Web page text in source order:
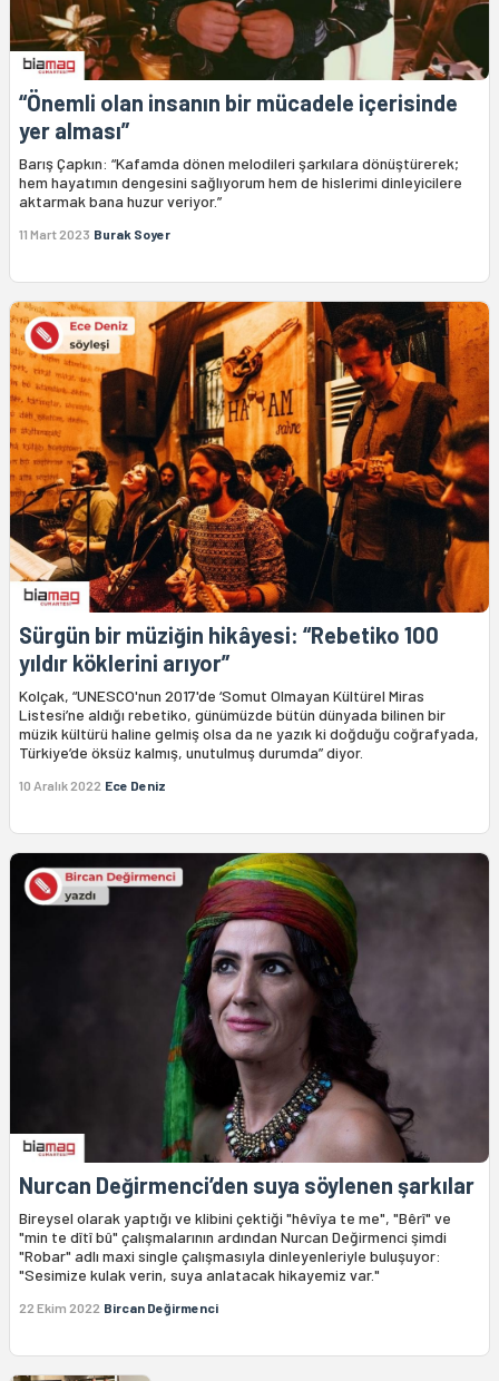
“Önemli olan insanın bir mücadele içerisinde
yer alması”
Barış Çapkın: “Kafamda dönen melodileri şarkılara dönüştürerek;
hem hayatımın dengesini sağlıyorum hem de hislerimi dinleyicilere
aktarmak bana huzur veriyor.”
11 Mart 2023 Burak Soyer
Sürgün bir müziğin hikâyesi: “Rebetiko 100
yıldır köklerini arıyor”
Kolçak, “UNESCO'nun 2017'de ‘Somut Olmayan Kültürel Miras
Listesi’ne aldığı rebetiko, günümüzde bütün dünyada bilinen bir
müzik kültürü haline gelmiş olsa da ne yazık ki doğduğu coğrafyada,
Türkiye’de öksüz kalmış, unutulmuş durumda” diyor.
10 Aralık 2022 Ece Deniz
Nurcan Değirmenci’den suya söylenen şarkılar
Bireysel olarak yaptığı ve klibini çektiği "hêvîya te me", "Bêrî" ve
"min te dîtî bû" çalışmalarının ardından Nurcan Değirmenci şimdi
"Robar" adlı maxi single çalışmasıyla dinleyenleriyle buluşuyor:
"Sesimize kulak verin, suya anlatacak hikayemiz var."
22 Ekim 2022 Bircan Değirmenci